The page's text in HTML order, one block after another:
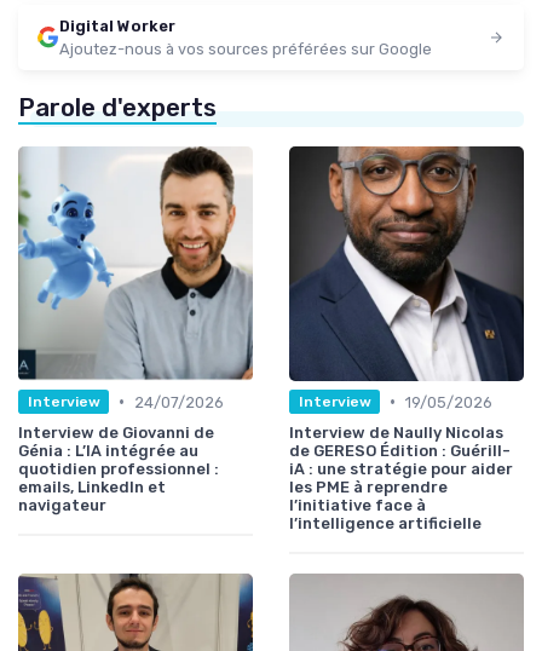
Digital Worker
Ajoutez-nous à vos sources préférées sur Google
Parole d'experts
Interview •
24/07/2026
Interview de Giovanni de
Génia : L’IA intégrée au
quotidien professionnel :
emails, LinkedIn et
navigateur
Interview • 19/05/2026
Interview de Naully Nicolas
de GERESO Édition : Guérill-
iA : une stratégie pour aider
les PME à reprendre
l’initiative face à
l’intelligence artificielle